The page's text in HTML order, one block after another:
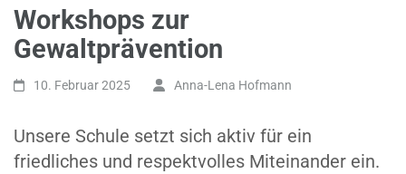
Workshops zur
Gewaltprävention
10. Februar 2025 Anna-Lena Hofmann
Unsere Schule setzt sich aktiv für ein
friedliches und respektvolles Miteinander ein.